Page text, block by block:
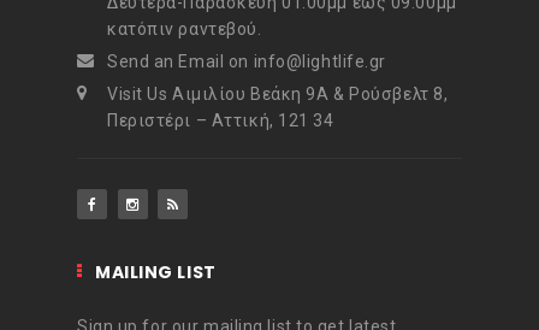
κατόπιν ραντεβού.
Send an Email on info@lightlife.gr
Visit Us Αιμιλίου Βεάκη 9Α & Ρούσβελτ 8,
Περιστέρι – Αττική, 121 34
MAILING LIST